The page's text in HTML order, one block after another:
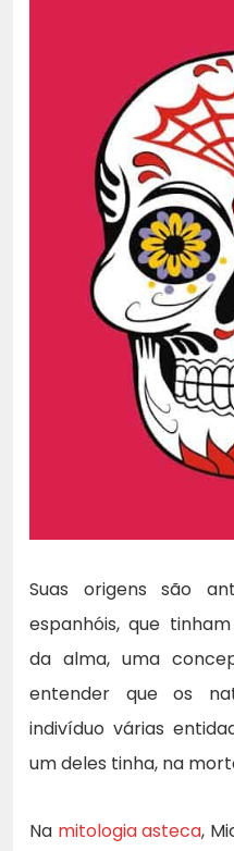
Suas origens são
espanhóis, que
da alma, uma
entender que os
indivíduo várias
um deles tinha, na
Na mitologia asteca,